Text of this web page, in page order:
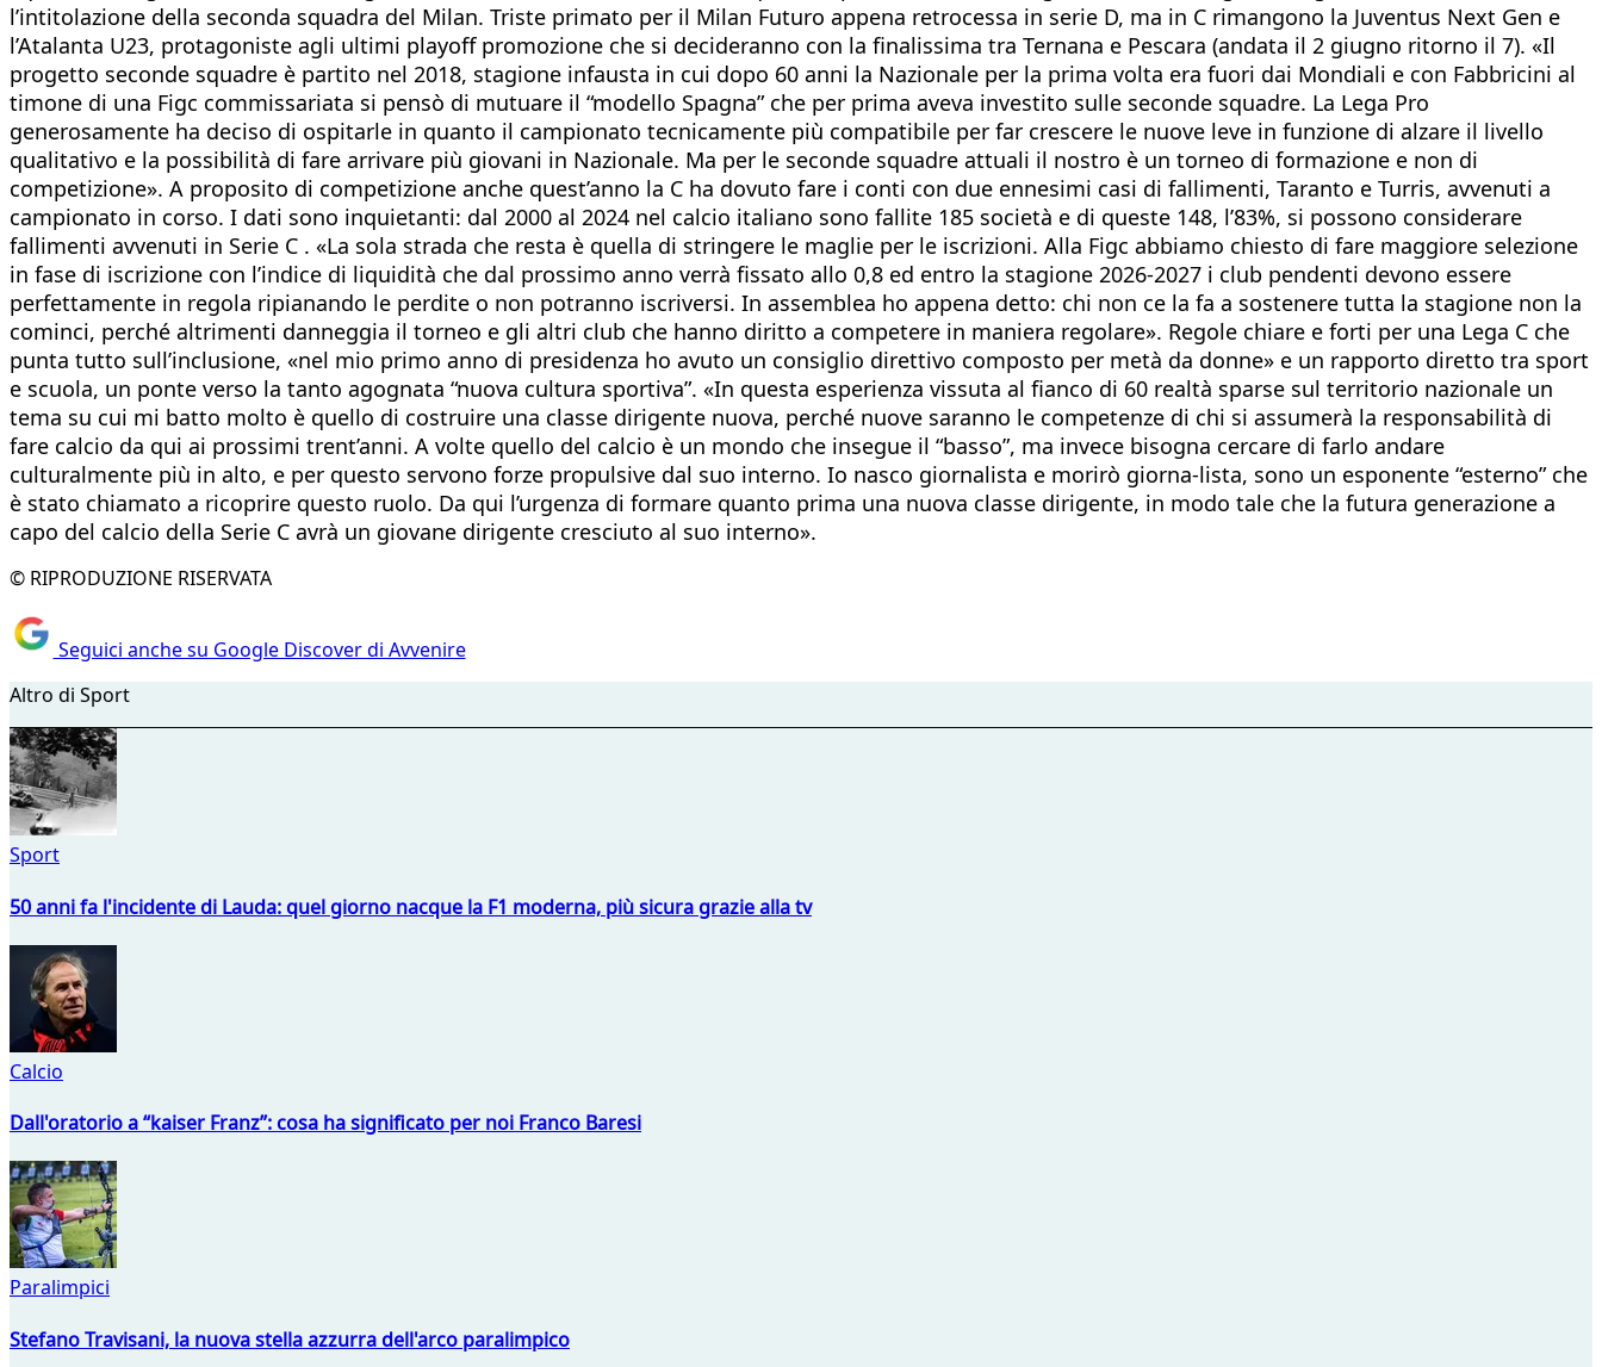
l’intitolazione della seconda squadra del Milan. Triste primato per il Milan Futuro appena retrocessa in serie D, ma in C rimangono la Juventus Next Gen e
l’Atalanta U23, protagoniste agli ultimi playoff promozione che si decideranno con la finalissima tra Ternana e Pescara (andata il 2 giugno ritorno il 7). «Il
progetto seconde squadre è partito nel 2018, stagione infausta in cui dopo 60 anni la Nazionale per la prima volta era fuori dai Mondiali e con Fabbricini al
timone di una Figc commissariata si pensò di mutuare il “modello Spagna” che per prima aveva investito sulle seconde squadre. La Lega Pro
generosamente ha deciso di ospitarle in quanto il campionato tecnicamente più compatibile per far crescere le nuove leve in funzione di alzare il livello
qualitativo e la possibilità di fare arrivare più giovani in Nazionale. Ma per le seconde squadre attuali il nostro è un torneo di formazione e non di
competizione». A proposito di competizione anche quest’anno la C ha dovuto fare i conti con due ennesimi casi di fallimenti, Taranto e Turris, avvenuti a
campionato in corso. I dati sono inquietanti: dal 2000 al 2024 nel calcio italiano sono fallite 185 società e di queste 148, l’83%, si possono considerare
fallimenti avvenuti in Serie C . «La sola strada che resta è quella di stringere le maglie per le iscrizioni. Alla Figc abbiamo chiesto di fare maggiore selezione
in fase di iscrizione con l’indice di liquidità che dal prossimo anno verrà fissato allo 0,8 ed entro la stagione 2026-2027 i club pendenti devono essere
perfettamente in regola ripianando le perdite o non potranno iscriversi. In assemblea ho appena detto: chi non ce la fa a sostenere tutta la stagione non la
cominci, perché altrimenti danneggia il torneo e gli altri club che hanno diritto a competere in maniera regolare». Regole chiare e forti per una Lega C che
punta tutto sull’inclusione, «nel mio primo anno di presidenza ho avuto un consiglio direttivo composto per metà da donne» e un rapporto diretto tra sport
e scuola, un ponte verso la tanto agognata “nuova cultura sportiva”. «In questa esperienza vissuta al fianco di 60 realtà sparse sul territorio nazionale un
tema su cui mi batto molto è quello di costruire una classe dirigente nuova, perché nuove saranno le competenze di chi si assumerà la responsabilità di
fare calcio da qui ai prossimi trent’anni. A volte quello del calcio è un mondo che insegue il “basso”, ma invece bisogna cercare di farlo andare
culturalmente più in alto, e per questo servono forze propulsive dal suo interno. Io nasco giornalista e morirò giorna-lista, sono un esponente “esterno” che
è stato chiamato a ricoprire questo ruolo. Da qui l’urgenza di formare quanto prima una nuova classe dirigente, in modo tale che la futura generazione a
capo del calcio della Serie C avrà un giovane dirigente cresciuto al suo interno».
© RIPRODUZIONE RISERVATA
Seguici anche su Google Discover di Avvenire
Altro di Sport
Sport
50 anni fa l'incidente di Lauda: quel giorno nacque la F1 moderna, più sicura grazie alla tv
Calcio
Dall'oratorio a “kaiser Franz”: cosa ha significato per noi Franco Baresi
Paralimpici
Stefano Travisani, la nuova stella azzurra dell'arco paralimpico